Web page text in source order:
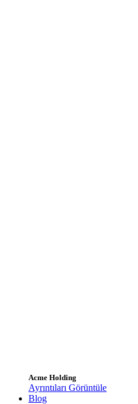
Acme Holding
Ayrıntıları Görüntüle
Blog